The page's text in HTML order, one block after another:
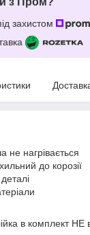
захистом
не нагрівається
до корозії
в комплект НЕ